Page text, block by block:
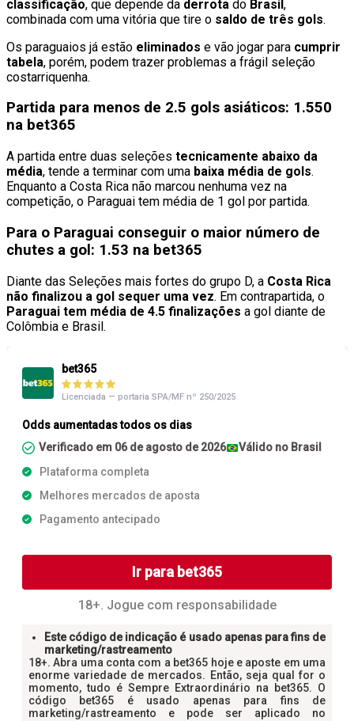
classificação, que depende da derrota do Brasil ,
combinada com uma vitória que tire o saldo de três gols.
Os paraguaios já estão eliminados e vão jogar para cumprir
tabela, porém, podem trazer problemas a frágil seleção
costarriquenha.
Partida para menos de 2.5 gols asiáticos: 1.550
na bet365
A partida entre duas seleções tecnicamente abaixo da
média, tende a terminar com uma baixa média de gols.
Enquanto a Costa Rica não marcou nenhuma vez na
competição, o Paraguai tem média de 1 gol por partida.
Para o Paraguai conseguir o maior número de
chutes a gol: 1.53 na bet365
Diante das Seleções mais fortes do grupo D, a Costa Rica
não finalizou a gol sequer uma vez. Em contrapartida, o
Paraguai tem média de 4.5 finalizações a gol diante de
Colômbia e Brasil.